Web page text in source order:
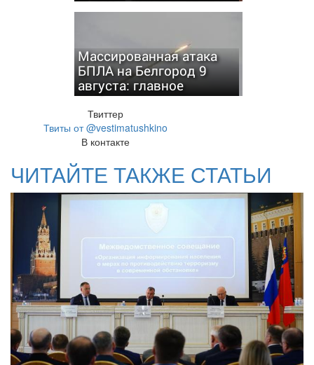
Массированная атака
БПЛА на Белгород 9
августа: главное
Твиттер
Твиты от @vestimatushkino
В контакте
ЧИТАЙТЕ ТАКЖЕ СТАТЬИ